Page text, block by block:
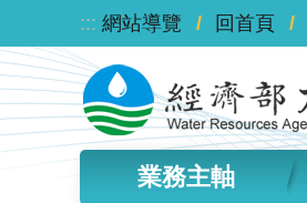
跳到主要內容區塊
::: 網站導覽 回首頁
業務主軸